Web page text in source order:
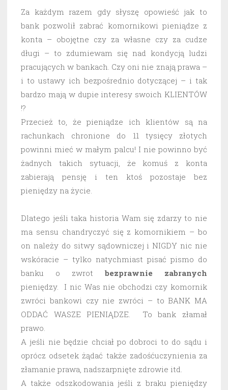
Za każdym razem gdy słyszę opowieść jak to
bank pozwolił zabrać komornikowi pieniądze z
konta – obojętne czy za własne czy za cudze
długi – to zdumiewam się nad kondycją ludzi
pracujących w bankach. Czy oni nie znają prawa –
i to ustawy ich bezpośrednio dotyczącej – i tak
bardzo mają w dupie interesy swoich KLIENTÓW
!?
Przecież to, że pieniądze ich klientów są na
rachunkach chronione do 11 tysięcy złotych
powinni mieć w małym palcu! I nie powinno być
żadnych takich sytuacji, że komuś z konta
zabierają pensję i ten ktoś pozostaje bez
pieniędzy na życie.
Dlatego jeśli taka historia Wam się zdarzy to nie
ma sensu chandryczyć się z komornikiem – bo
on należy do sitwy sądowniczej i NIGDY nic nie
wskóracie – tylko natychmiast pisać pismo do
banku o zwrot bezprawnie
zabranych
pieniędzy. I nic Was nie obchodzi czy komornik
zwróci bankowi czy nie zwróci – to BANK MA
ODDAĆ WASZE PIENIĄDZE. To bank złamał
prawo.
A jeśli nie będzie chciał po dobroci to do sądu i
oprócz odsetek żądać także zadośćuczynienia za
złamanie prawa, nadszarpnięte zdrowie itd.
A także odszkodowania jeśli z braku pieniędzy